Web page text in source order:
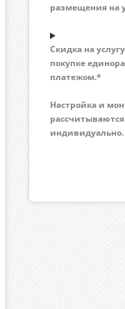
размещения на
Скидка на
покупке
платежом.*
Настройка и
рассчитываются
индивидуально.